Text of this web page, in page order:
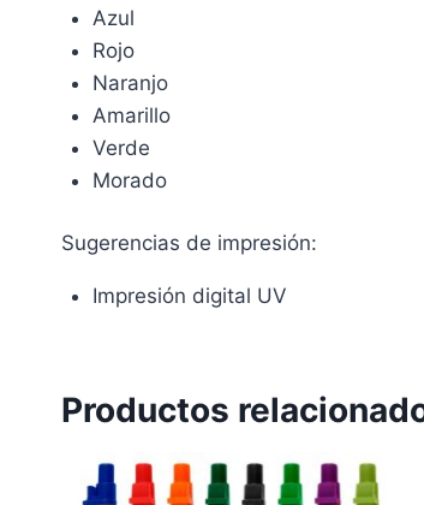
Azul
Rojo
Naranjo
Amarillo
Verde
Morado
Sugerencias de impresión:
Impresión digital UV
Productos